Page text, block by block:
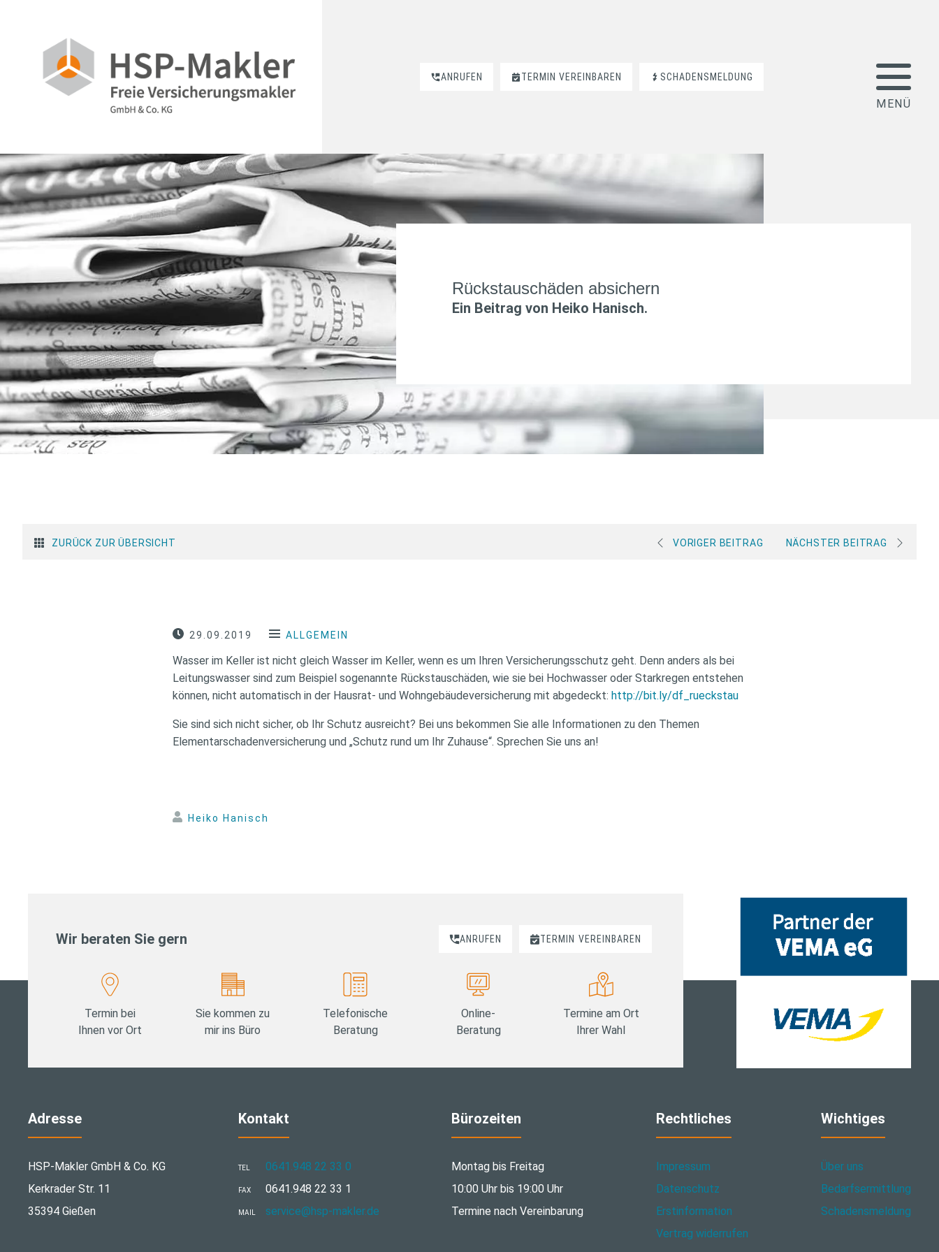
ANRUFEN TERMIN VEREINBAREN SCHADENSMELDUNG
Rückstauschäden absichern
Ein Beitrag von Heiko Hanisch.
ZURÜCK ZUR ÜBERSICHT VORIGER BEITRAG NÄCHSTER BEITRAG
29.09.2019 ALLGEMEIN
Wasser im Keller ist nicht gleich Wasser im Keller, wenn es um Ihren Versicherungsschutz geht. Denn anders als bei
Leitungswasser sind zum Beispiel sogenannte Rückstauschäden, wie sie bei Hochwasser oder Starkregen entstehen
können, nicht automatisch in der Hausrat- und Wohngebäudeversicherung mit abgedeckt: http://bit.ly/df_rueckstau
Sie sind sich nicht sicher, ob Ihr Schutz ausreicht? Bei uns bekommen Sie alle Informationen zu den Themen
Elementarschadenversicherung und „Schutz rund um Ihr Zuhause“. Sprechen Sie uns an!
Heiko Hanisch
Wir beraten Sie gern ANRUFEN TERMIN VEREINBAREN
Termin bei
Ihnen vor Ort
Sie kommen zu
mir ins Büro
Telefonische
Beratung
Online-
Beratung
Termine am Ort
Ihrer Wahl
Adresse
HSP-Makler GmbH & Co. KG
Kerkrader Str. 11
35394 Gießen
Kontakt
TEL 0641.948 22 33 0
FAX 0641.948 22 33 1
MAIL ­service@hsp-makler.de
Bürozeiten
Montag bis Freitag
10:00 Uhr bis 19:00 Uhr
Termine nach Vereinbarung
Rechtliches
Impressum
Datenschutz
Erstinformation
Vertrag widerrufen
Wichtiges
Über uns
Bedarfsermittlung
Schadensmeldung